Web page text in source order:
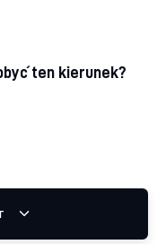
ten kierunek?